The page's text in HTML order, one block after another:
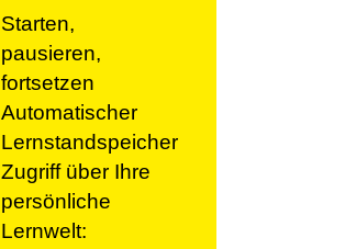
Starten,
pausieren,
fortsetzen
Automatischer
Lernstandspeicher
Zugriff über Ihre
persönliche
Lernwelt: